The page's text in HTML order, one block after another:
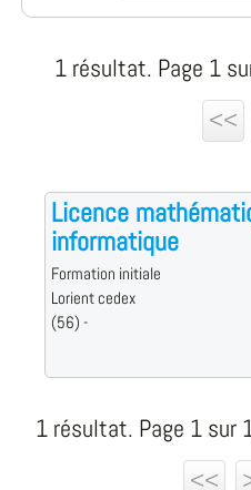
1 résultat. Page 1
<<
Licence
informatique
Formation initiale
Lorient cedex
(56) -
1 résultat. Page 1 sur
<<